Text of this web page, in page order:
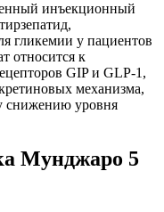
инъекционный
гликемии у пациентов
относится к
GIP и GLP-1,
механизма,
снижению уровня
Мунджаро 5